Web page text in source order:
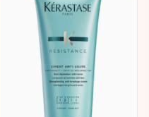
€63,75.
€50,15.